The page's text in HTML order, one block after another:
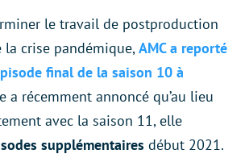
le travail de postproduction
crise pandémique,AMC a reporté
final de la saison 10 à
a récemment annoncé qu’au lieu
avec la saison 11, elle
supplémentaires début 2021.